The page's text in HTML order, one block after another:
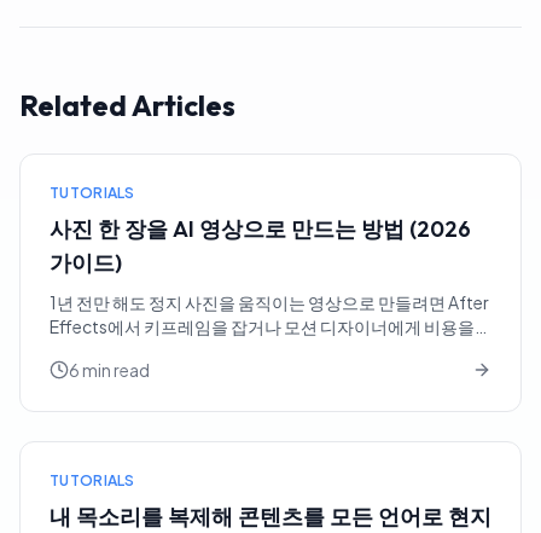
Related Articles
TUTORIALS
사진 한 장을 AI 영상으로 만드는 방법 (2026
가이드)
1년 전만 해도 정지 사진을 움직이는 영상으로 만들려면 After
Effects에서 키프레임을 잡거나 모션 디자이너에게 비용을
네고, 원하는 움직임을 한 문장으로 설명하면 1분도 안 되어 짧
6 min read
TUTORIALS
내 목소리를 복제해 콘텐츠를 모든 언어로 현지